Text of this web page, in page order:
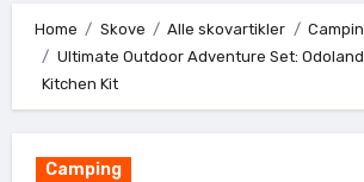
Home Skove Alle skovartikler
Ultimate Outdoor Adventure Set:
Kitchen Kit
Camping